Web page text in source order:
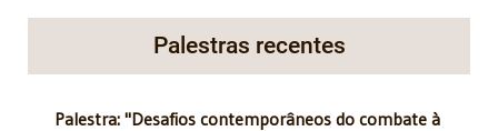
Palestras recentes
Palestra: "Desafios contemporâneos do combate à